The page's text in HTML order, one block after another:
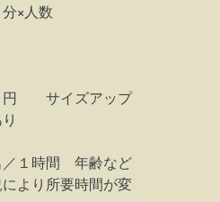
×人数
円 サイズアップ
１時間 年齢など
より所要時間が変